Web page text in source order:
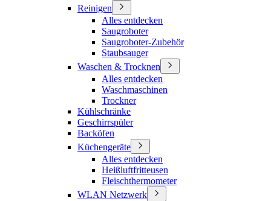
Reinigen
Alles entdecken
Saugroboter
Saugroboter-Zubehör
Staubsauger
Waschen & Trocknen
Alles entdecken
Waschmaschinen
Trockner
Kühlschränke
Geschirrspüler
Backöfen
Küchengeräte
Alles entdecken
Heißluftfritteusen
Fleischthermometer
WLAN Netzwerk